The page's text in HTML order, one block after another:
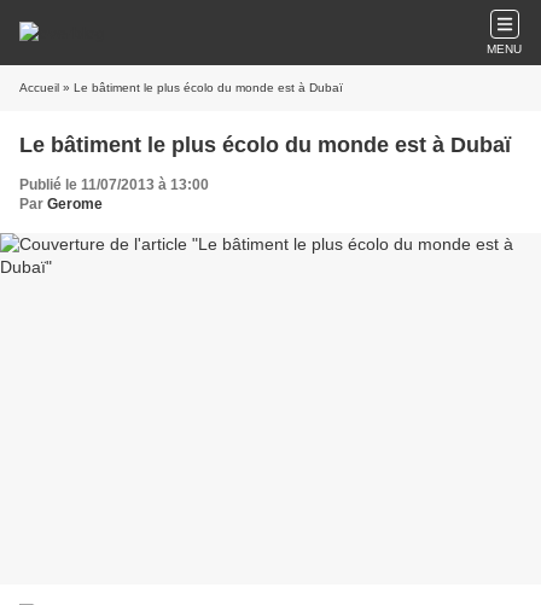
MENU
Accueil » Le bâtiment le plus écolo du monde est à Dubaï
Le bâtiment le plus écolo du monde est à Dubaï
Publié le 11/07/2013 à 13:00
Par Gerome